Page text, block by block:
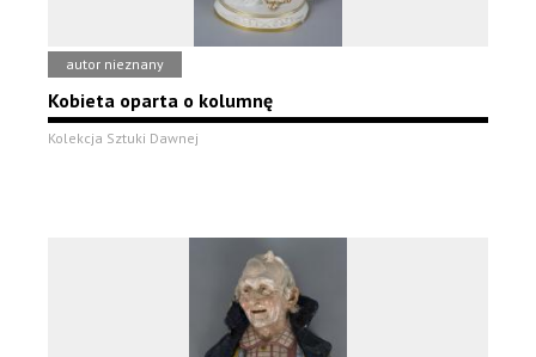
autor nieznany
Kobieta oparta o kolumnę
Kolekcja Sztuki Dawnej